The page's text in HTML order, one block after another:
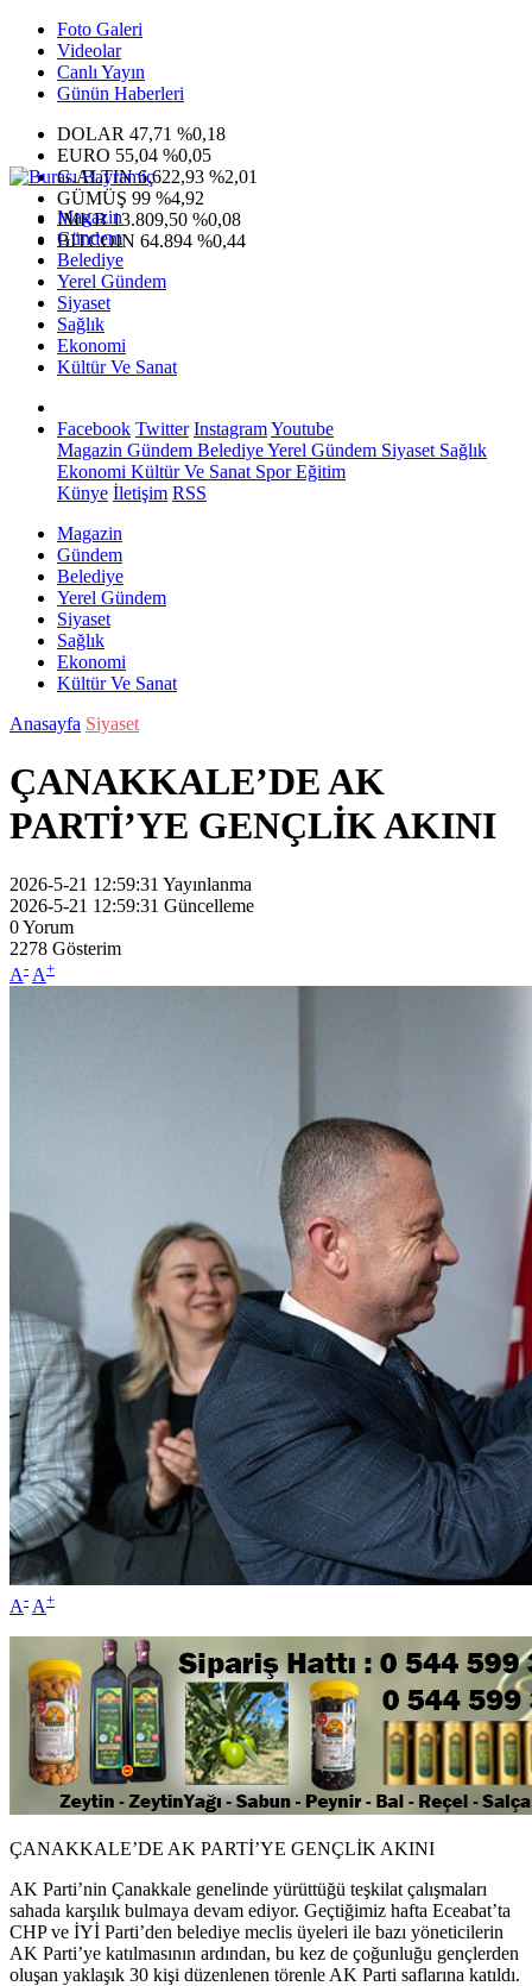
Foto Galeri
Videolar
Canlı Yayın
Günün Haberleri
DOLAR 47,71 %0,18
EURO 55,04 %0,05
G.ALTIN6.622,93 %2,01
GÜMÜŞ 99 %4,92
IMKB13.809,50 %0,08
BITCOIN 64.894 %0,44
Magazin
Gündem
Belediye
Yerel Gündem
Siyaset
Sağlık
Ekonomi
Kültür Ve Sanat
Facebook Twitter InstagramYoutube
Magazin Gündem BelediyeYerel Gündem Siyaset Sağlık
Ekonomi Kültür Ve Sanat SporEğitim
Künye İletişim RSS
Magazin
Gündem
Belediye
Yerel Gündem
Siyaset
Sağlık
Ekonomi
Kültür Ve Sanat
Anasayfa Siyaset
ÇANAKKALE’DE AK
PARTİ’YE GENÇLİK AKINI
2026-5-21 12:59:31 Yayınlanma
2026-5-21 12:59:31 Güncelleme
0Yorum
2278 Gösterim
A- A+
A- A+
ÇANAKKALE’DE AK PARTİ’YE GENÇLİK AKINI
AK Parti’nin Çanakkale genelinde yürüttüğü teşkilat çalışmaları
sahada karşılık bulmaya devam ediyor. Geçtiğimiz hafta Eceabat’ta
CHP ve İYİ Parti’den belediye meclis üyeleri ile bazı yöneticilerin
AK Parti’ye katılmasının ardından, bu kez de çoğunluğu gençlerden
oluşan yaklaşık 30 kişi düzenlenen törenle AK Parti saflarına katıldı.